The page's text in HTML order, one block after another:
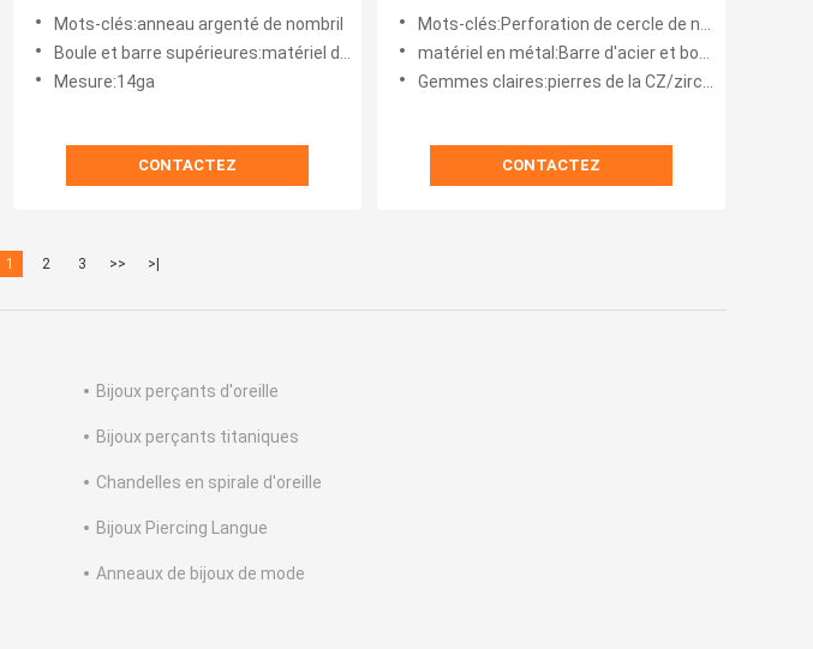
perforations de corps de Zircons
Mots-clés:anneau argenté de nombril
Boule et barre supérieures:matériel de l'acier inoxydable 316
Mesure:14ga
CONTACTEZ
balancent la lune d'or
Mots-clés:Perforation de cercle de nombril
matériel en métal:Barre d'acier et boule chirurgicales
Gemmes claires:pierres de la CZ/zircon
CONTACTEZ
1 2 3 >> >|
Bijoux perçants d'oreille
Bijoux perçants titaniques
Chandelles en spirale d'oreille
Bijoux Piercing Langue
Anneaux de bijoux de mode